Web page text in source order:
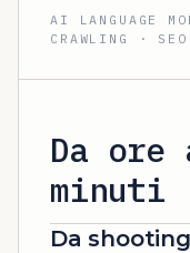
contenuti SEO
e uffici acquisti.
AI LANGUAGE
CRAWLING ·
Da ore
minuti
Da